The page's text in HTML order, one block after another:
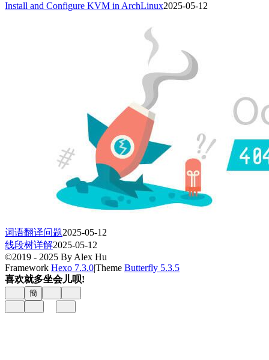
Install and Configure KVM in ArchLinux2025-05-12
词语翻译问题2025-05-12
线段树详解2025-05-12
©2019 - 2025 By Alex Hu
Framework Hexo 7.3.0|Theme Butterfly 5.3.5
喜欢就多坐会儿呗!
簡